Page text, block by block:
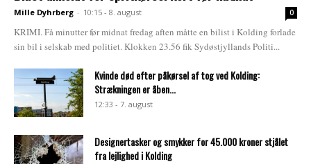
Mille Dyhrberg - 10:15 - 8. august 0
KRIMI. Få minutter før midnat fredag aften måtte en bilist i Kolding forlade
sin bil i selskab med politiet. Klokken 23.56 fik Sydøstjyllands Politi...
Kvinde død efter påkørsel af tog ved Kolding:
Strækningen er åben...
12:33 - 7. august
Designertasker og smykker for 45.000 kroner stjålet
fra lejlighed i Kolding